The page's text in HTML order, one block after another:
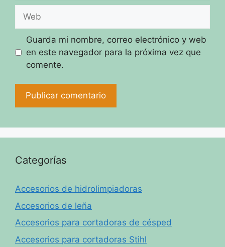
Guarda mi nombre, correo electrónico y web
en este navegador para la próxima vez que
comente.
Categorías
Accesorios de hidrolimpiadoras
Accesorios de leña
Accesorios para cortadoras de césped
Accesorios para cortadoras Stihl